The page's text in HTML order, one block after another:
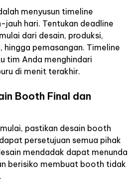
menyusun timeline
jauh hari. Tentukan deadline
dari desain, produksi,
hingga pemasangan. Timeline
tim Anda menghindari
di menit terakhir.
Booth Final dan
pastikan desain booth
persetujuan semua pihak
mendadak dapat menunda
berisiko membuat booth tidak